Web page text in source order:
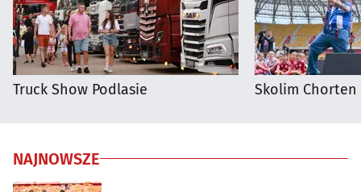
Truck Show Podlasie Skolim Chorten
NAJNOWSZE